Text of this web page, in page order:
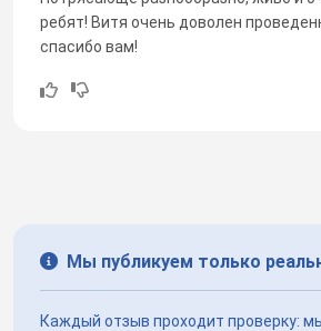
ребят! Витя очень доволен
спасибо вам!
Мы публикуем только
Каждый отзыв проходит проверку: